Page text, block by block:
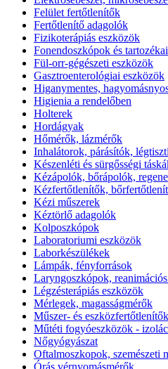
Felület fertőtlenítők
Fertőtlenítő adagolók
Fizikoterápiás eszközök
Fonendoszkópok és
Fül-orr-gégészeti eszközök
Gasztroenterológiai eszközök
Higanymentes,
Higienia a rendelőben
Holterek
Hordágyak
Hőmérők, lázmérők
Inhalátorok, párásítók,
Készenléti és sürgősségi
Kézápolók, bőrápolók,
Kézfertőtlenítők,
Kézi műszerek
Kéztörlő adagolók
Kolposzkópok
Laboratoriumi eszközök
Laborkészülékek
Lámpák, fényforrások
Laryngoszkópok,
Légzésterápiás eszközök
Mérlegek, magasságmérők
Műszer- és eszközfertőtlenítők
Műtéti fogyóeszközök -
Nőgyógyászat
Oftalmoszkopok, szemészeti